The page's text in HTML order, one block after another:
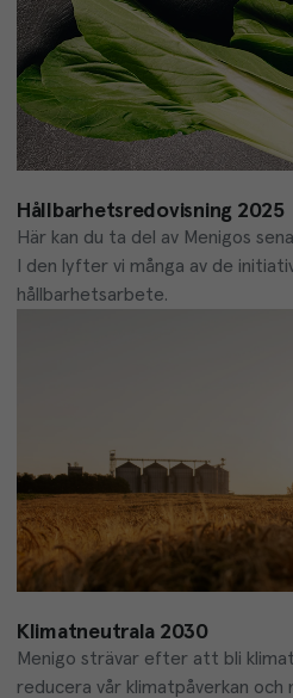
Hållbarhetsredovisning 2025
Här kan du ta del av Menigos
I den lyfter vi många av de
hållbarhetsarbete.
Klimatneutrala 2030
Menigo strävar efter att bli
reducera vår klimatpåverkan och